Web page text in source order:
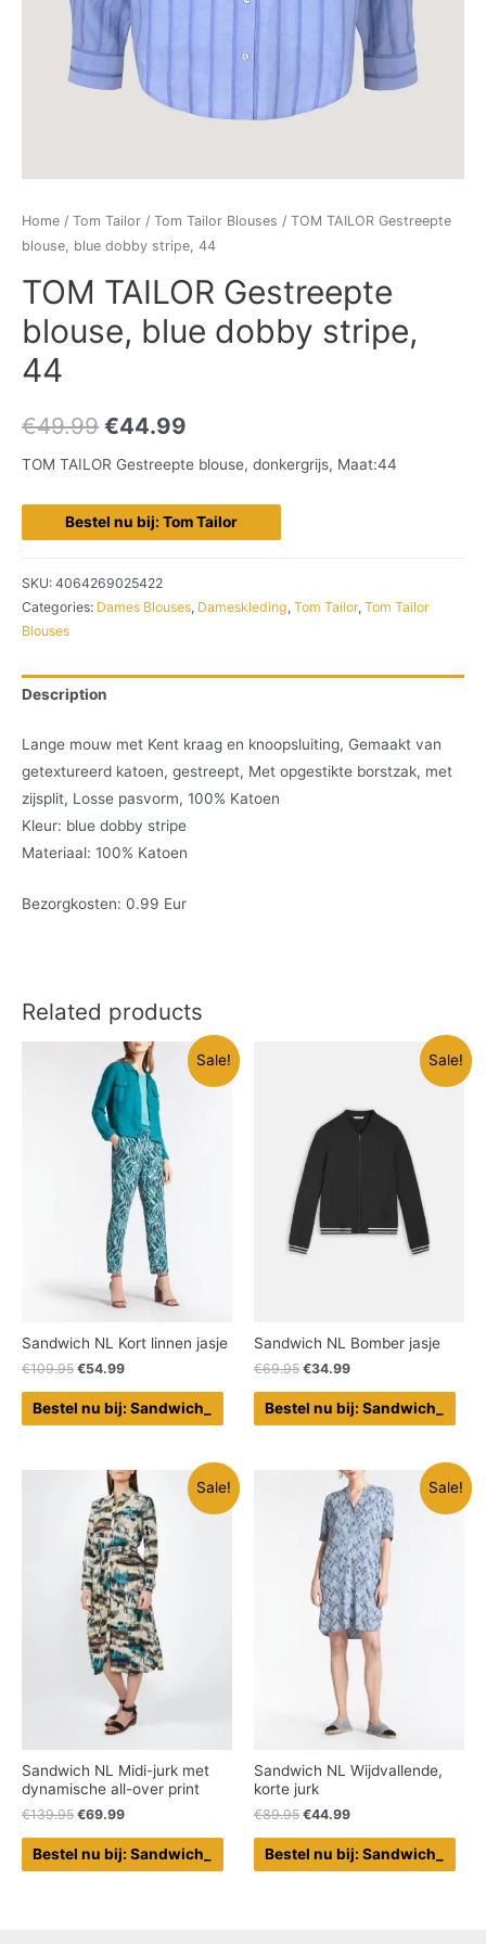
Home / Tom Tailor / Tom Tailor Blouses / TOM TAILOR Gestreepte
blouse, blue dobby stripe, 44
TOM TAILOR Gestreepte
blouse, blue dobby stripe,
44
€49.99 €44.99
TOM TAILOR Gestreepte blouse, donkergrijs, Maat:44
Bestel nu bij: Tom Tailor
SKU: 4064269025422
Categories: Dames Blouses, Dameskleding, Tom Tailor, Tom Tailor
Blouses
Description
Lange mouw met Kent kraag en knoopsluiting, Gemaakt van
getextureerd katoen, gestreept, Met opgestikte borstzak, met
zijsplit, Losse pasvorm, 100% Katoen
Kleur: blue dobby stripe
Materiaal: 100% Katoen
Bezorgkosten: 0.99 Eur
Related products
Sale!
Sandwich NL Kort linnen jasje
€109.95 €54.99
Bestel nu bij: Sandwich_
Sale!
Sandwich NL Bomber jasje
€69.95 €34.99
Bestel nu bij: Sandwich_
Sale!
Sandwich NL Midi-jurk met
dynamische all-over print
€139.95 €69.99
Bestel nu bij: Sandwich_
Sale!
Sandwich NL Wijdvallende,
korte jurk
€89.95 €44.99
Bestel nu bij: Sandwich_